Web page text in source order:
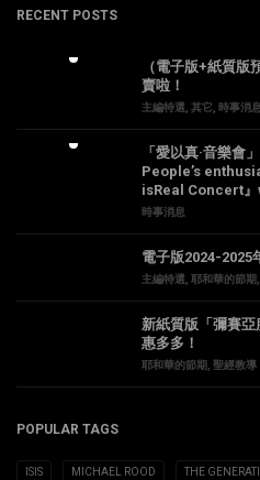
RECENT POSTS
（電子版+紙質版
賣啦！
主編特選 其它 時事消息
「愛以真·音樂會
People’s
isReal Concert
時事消息
電子版2024-2025
主編特選 耶和華的節期
新紙質版「彌賽
惠多多！
耶和華的節期 聖經教導
POPULAR TAGS
ISIS MICHAEL ROOD THE